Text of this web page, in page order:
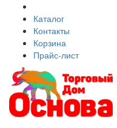
Каталог
Контакты
Корзина
Прайс-лист